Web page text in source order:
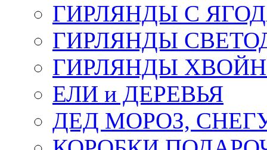
ГИРЛЯНДЫ С
ГИРЛЯНДЫ
ГИРЛЯНДЫ
ЕЛИ и ДЕРЕВЬЯ
ДЕД МОРОЗ,